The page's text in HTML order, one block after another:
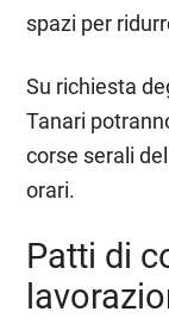
spazi per
Su richiesta
Tanari
corse serali
orari.
Patti di